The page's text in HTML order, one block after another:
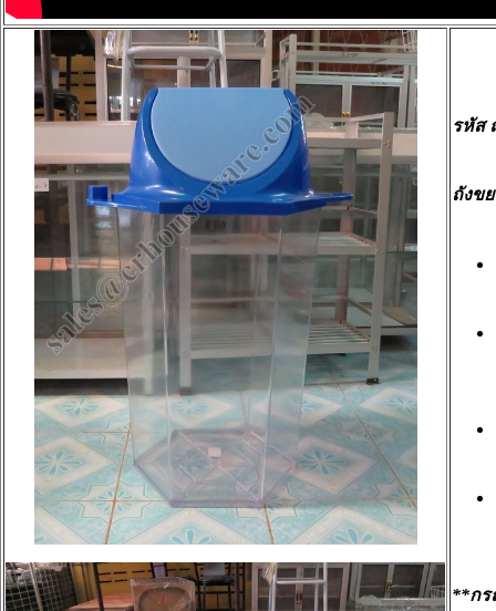
รหัส
ถังข
**กร